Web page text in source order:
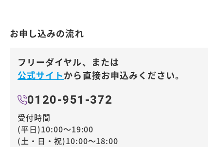
お申し込みの流れ
フリーダイヤル、または
公式サイトから直接お申込みください。
0120-951-372
受付時間
(平日)10:00～19:00
(土・日・祝)10:00～18:00